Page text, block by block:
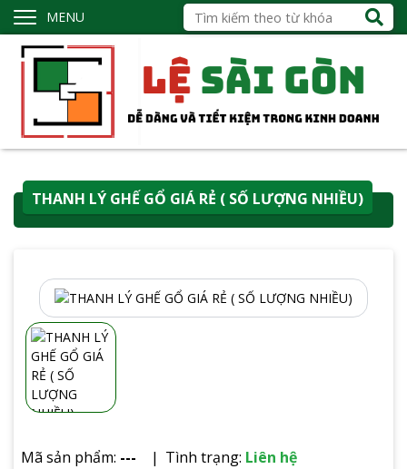
MENU
THANH LÝ GHẾ GỔ GIÁ RẺ ( SỐ LƯỢNG NHIỀU)
Mã sản phẩm: --- Tình trạng: Liên hệ